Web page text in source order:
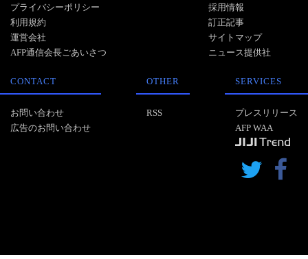
プライバシーポリシー
利用規約
運営会社
AFP通信会長ごあいさつ
採用情報
訂正記事
サイトマップ
ニュース提供社
CONTACT
お問い合わせ
広告のお問い合わせ
OTHER
RSS
SERVICES
プレスリリース
AFP WAA